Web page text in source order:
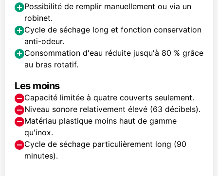
Possibilité de remplir manuellement ou via un
robinet.
Cycle de séchage long et fonction conservation
anti-odeur.
Consommation d'eau réduite jusqu'à 80 % grâce
au bras rotatif.
Les moins
Capacité limitée à quatre couverts seulement.
Niveau sonore relativement élevé (63 décibels).
Matériau plastique moins haut de gamme
qu'inox.
Cycle de séchage particulièrement long (90
minutes).